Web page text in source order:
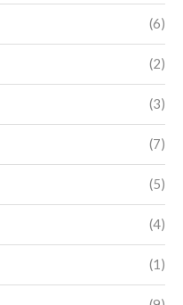
(6)
(2)
(3)
(7)
(5)
(4)
(1)